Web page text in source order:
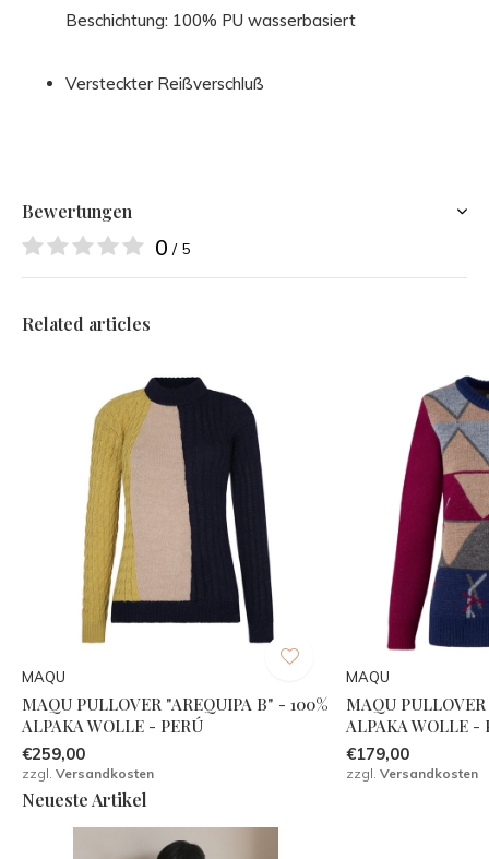
Beschichtung: 100% PU wasserbasiert
Versteckter Reißverschluß
Bewertungen
0 / 5
Related articles
MAQU
MAQU PULLOVER "AREQUIPA B" - 100%
ALPAKA WOLLE - PERÚ
€259,00
zzgl. Versandkosten
MAQU
MAQU
ALPAKA WOLLE -
€179,00
zzgl.Versandkosten
Neueste Artikel